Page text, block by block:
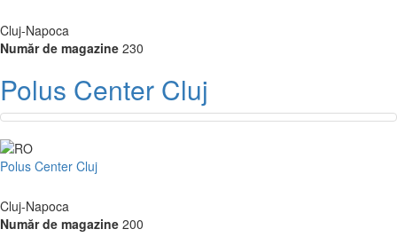
Cluj-Napoca
Număr de magazine 230
Polus Center Cluj
Polus Center Cluj
Cluj-Napoca
Număr de magazine 200